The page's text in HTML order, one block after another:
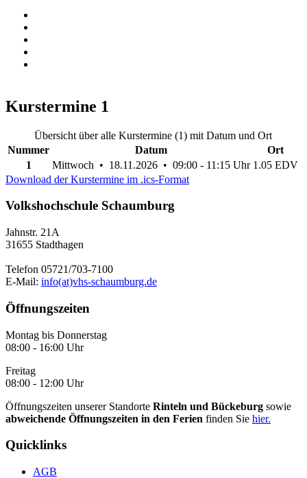
Kurstermine 1
Übersicht über alle Kurstermine (1) mit Datum und Ort
Nummer
Datum
Ort
1
Mittwoch • 18.11.2026 • 09:00 - 11:15 Uhr 1.05 EDV
Download der Kurstermine im .ics-Format
Volkshochschule Schaumburg
Jahnstr. 21A
31655 Stadthagen
Telefon 05721/703-7100
E-Mail: info(at)vhs-schaumburg.de
Öffnungszeiten
Montag bis Donnerstag
08:00 - 16:00 Uhr
Freitag
08:00 - 12:00 Uhr
Öffnungszeiten unserer Standorte Rinteln und Bückeburg sowie
abweichende Öffnungszeiten in den Ferien finden Sie hier.
Quicklinks
AGB